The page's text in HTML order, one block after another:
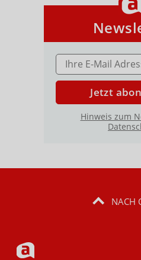
E-MAIL ADRESSE
Jetzt
Hinweis zum
NACH